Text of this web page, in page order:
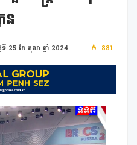
ន
ៃទី 25 ខែ តុលា ឆ្នាំ 2024 881